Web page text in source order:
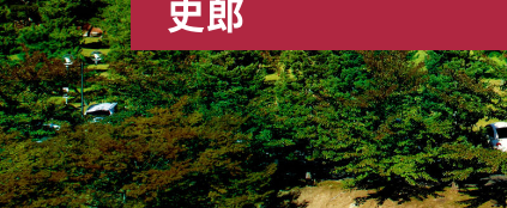
子
大
学
史郎